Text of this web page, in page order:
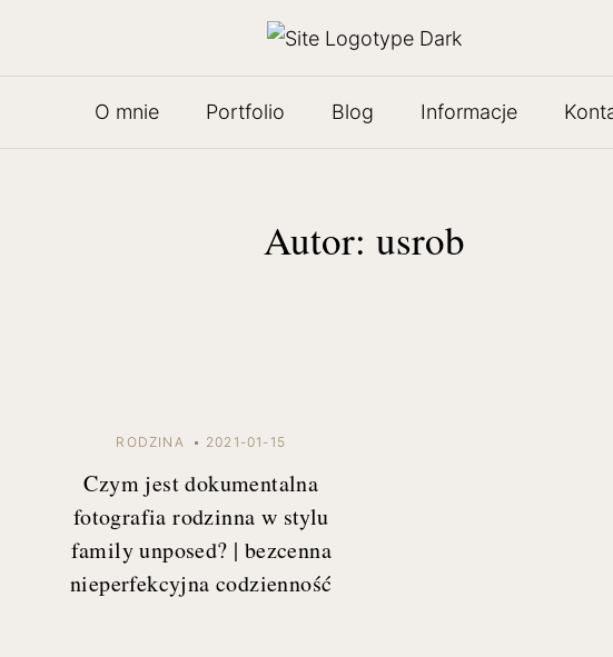
O mnie Portfolio Blog Informacje
Autor: usrob
RODZINA 2021-01-15
Czym jest dokumentalna
fotografia rodzinna w stylu
family unposed? | bezcenna
nieperfekcyjna codzienność